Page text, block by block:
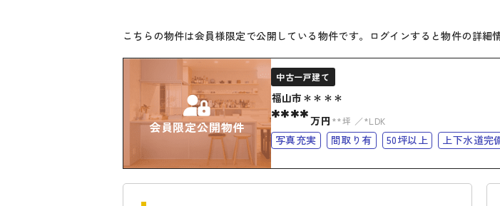
こちらの物件は会員様限定で公開している物件です。ログインすると物件の詳細
会員限定公開物件
中古一戸建て
福山市＊＊＊＊
****万円 **坪 *LDK
写真充実 間取り有 50坪以上 上下水道完